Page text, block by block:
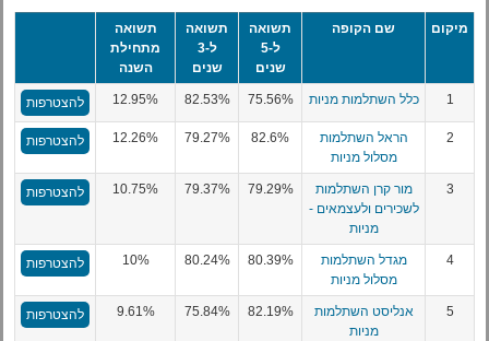
מיקום שם הקופה
תשואה
ל-5
שנים
תשואה
ל-3
שנים
תשואה
מתחילת
השנה
1 כלל השתלמות מניות 75.56%
82.53%
12.95% להצטרפות
2
הראל השתלמות
מסלול מניות
82.6%
79.27%
12.26% להצטרפות
3
מור קרן השתלמות
לשכירים ולעצמאים -
מניות
79.29%
79.37%
10.75% להצטרפות
4
מגדל השתלמות
מסלול מניות
80.39%
80.24%
10% להצטרפות
5
אנליסט השתלמות
מניות
82.19%
75.84%
9.61% להצטרפות